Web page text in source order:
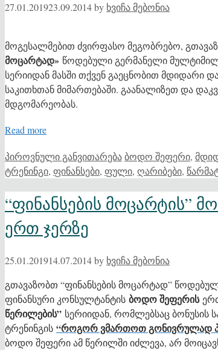
27.01.201923.09.2014by ხვიჩა მებონია
მოგესალმებით ძვირფასო მეგობრებო,
მოცარტად» წოდებული გერმანელი
სერიიდან მასში თქვენ გაეცნობით მდიდარი
საკითხთან მიმართებაში. გაანალიზეთ და
მდგომარეობას.
Read more
Categories
პიროვნული განვითარებაTags
ბოდო შეფერი,
ტრენინგი, ფინანსები, ფული, ღარიბები,
“ფინანსების მოცარტის”
ერთ ჯერზე
25.01.201914.07.2014by ხვიჩა მებონია
გთავაზობთ “ფინანსების მოცარტად”
ფინანსური კონსულტანტის ბოდო შეფერის
წერილების” სერიიდან, რომლებსაც ბონუსის
ტრენინგის “როგორ ვმართოთ გონივრულად
ბოდო შეფერი ამ წერილში იძლევა, არ